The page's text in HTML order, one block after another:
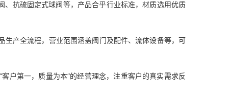
抗硫固定式球阀等，产品合乎行业标准，材质选用优质
产全流程，营业范围涵盖阀门及配件、流体设备等，可
第一，质量为本”的经营理念，注重客户的真实需求反